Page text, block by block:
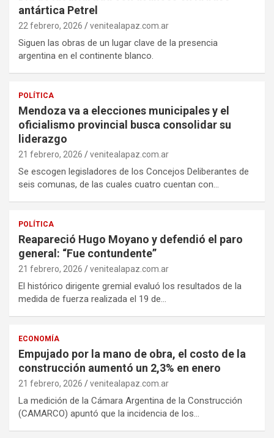
antártica Petrel
22 febrero, 2026 venitealapaz.com.ar
Siguen las obras de un lugar clave de la presencia
argentina en el continente blanco.
POLÍTICA
Mendoza va a elecciones municipales y el
oficialismo provincial busca consolidar su
liderazgo
21 febrero, 2026 venitealapaz.com.ar
Se escogen legisladores de los Concejos Deliberantes de
seis comunas, de las cuales cuatro cuentan con…
POLÍTICA
Reapareció Hugo Moyano y defendió el paro
general: “Fue contundente”
21 febrero, 2026 venitealapaz.com.ar
El histórico dirigente gremial evaluó los resultados de la
medida de fuerza realizada el 19 de…
ECONOMÍA
Empujado por la mano de obra, el costo de la
construcción aumentó un 2,3% en enero
21 febrero, 2026 venitealapaz.com.ar
La medición de la Cámara Argentina de la Construcción
(CAMARCO) apuntó que la incidencia de los…